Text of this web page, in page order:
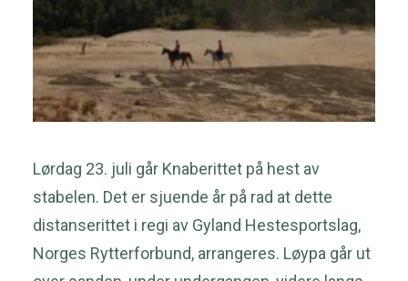
Lørdag 23. juli går Knaberittet på hest av
stabelen. Det er sjuende år på rad at dette
distanserittet i regi av Gyland Hestesportslag,
Norges Rytterforbund, arrangeres. Løypa går ut